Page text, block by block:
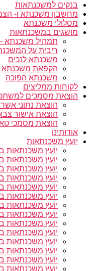
בנקים למשכנתאות
מחשבון משכנתא ו-
מסלולי משכנתא
מושגים במשכנתאות
תמהיל משכנתא –
ריבית על
משכנתא לנכים
הקפאת משכנתא
משכנתא הפוכה
לקוחות ממליצים
הוצאת מסמכים
הוצאת נתוני
הוצאת אישור
הוצאת מסמכי
אודותינו
יועץ משכנתאות
יועץ משכנתאות
יועץ משכנתאות
יועץ משכנתאות
יועץ משכנתאות
יועץ משכנתאות
יועץ משכנתאות
יועץ משכנתאות
יועץ משכנתאות
יועץ משכנתאות
יועץ משכנתאות
יועץ משכנתאות
יועץ משכנתאות
יועץ משכנתאות
יועץ משכנתאות